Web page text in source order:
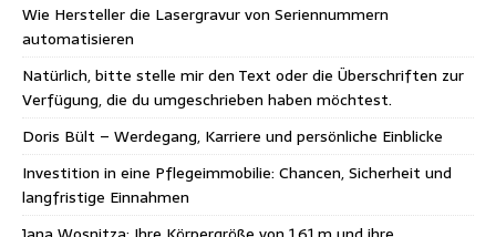
Wie Hersteller die Lasergravur von Seriennummern
automatisieren
Natürlich, bitte stelle mir den Text oder die Überschriften zur
Verfügung, die du umgeschrieben haben möchtest.
Doris Bült – Werdegang, Karriere und persönliche Einblicke
Investition in eine Pflegeimmobilie: Chancen, Sicherheit und
langfristige Einnahmen